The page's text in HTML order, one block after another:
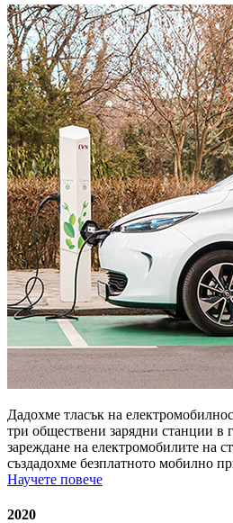
Дадохме тласък на
три обществени зарядни станции в
зареждане на електромобилите на
създадохме безплатното мобилно
Научете повече
2020